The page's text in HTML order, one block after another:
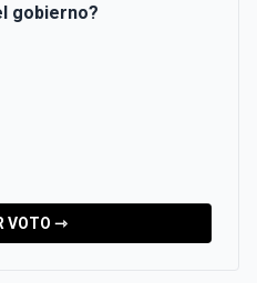
gobierno?
VOTO ⇾